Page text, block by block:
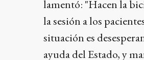
lamentó: "Hacen la
la sesión a los
situación es
ayuda del Estado, y